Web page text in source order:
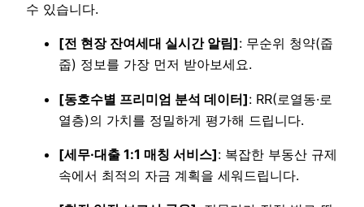
수 있습니다.
[전 현장 잔여세대 실시간 알림]: 무순위 청약(줍
줍) 정보를 가장 먼저 받아보세요.
[동호수별 프리미엄 분석 데이터]: RR(로열동·로
열층)의 가치를 정밀하게 평가해 드립니다.
[세무·대출 1:1 매칭 서비스]: 복잡한 부동산 규제
속에서 최적의 자금 계획을 세워드립니다.